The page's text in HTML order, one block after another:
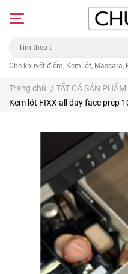
Che khuyết điểm, Kem lót, Mascara,
Trang chủ / TẤT CẢ SẢN PHẨM
Kem lót FIXX all day face prep